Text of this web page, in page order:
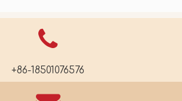
+86-18501076576